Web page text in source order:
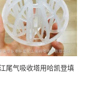
尾气吸收塔用哈凯登填